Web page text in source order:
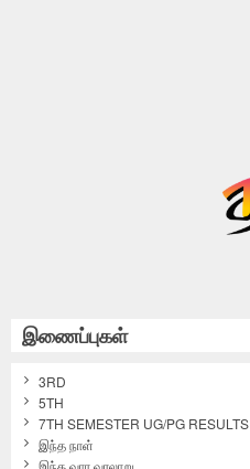
இணைப்புகள்
3RD
5TH
7TH SEMESTER UG/PG RESULTS
இந்த நாள்
இந்த வார வரலாறு